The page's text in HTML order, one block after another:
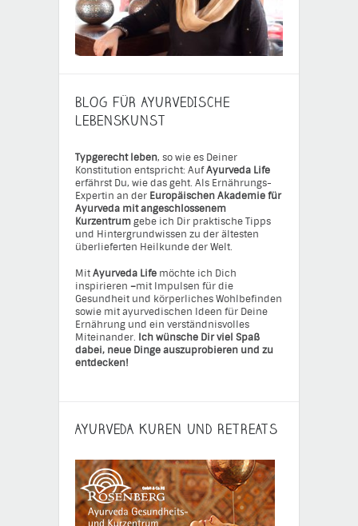
BLOG FÜR AYURVEDISCHE
LEBENSKUNST
Typgerecht leben, so wie es Deiner
Konstitution entspricht: AufAyurveda Life
erfährst Du, wie das geht. Als Ernährungs-
Expertin an der Europäischen Akademie für
Ayurveda mit angeschlossenem
Kurzentrumgebe ich Dir praktische Tipps
und Hintergrundwissen zu der ältesten
überlieferten Heilkunde der Welt.
MitAyurveda Life möchte ich Dich
inspirieren –mit Impulsen für die
Gesundheit und körperliches Wohlbefinden
sowie mit ayurvedischen Ideen für Deine
Ernährung und ein verständnisvolles
Miteinander. Ich wünsche Dir viel Spaß
dabei, neue Dinge auszuprobieren und zu
entdecken!
AYURVEDA KUREN UND RETREATS